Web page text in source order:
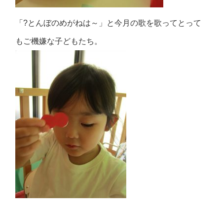
「?とんぼのめがねは～」と今月の歌を歌ってとって
もご機嫌な子どもたち。